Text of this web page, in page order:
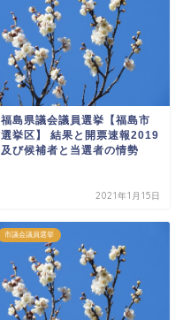
福島県議会議員選挙【福島市
選挙区】 結果と開票速報2019
及び候補者と当選者の情勢
2021年1月15日
市議会議員選挙